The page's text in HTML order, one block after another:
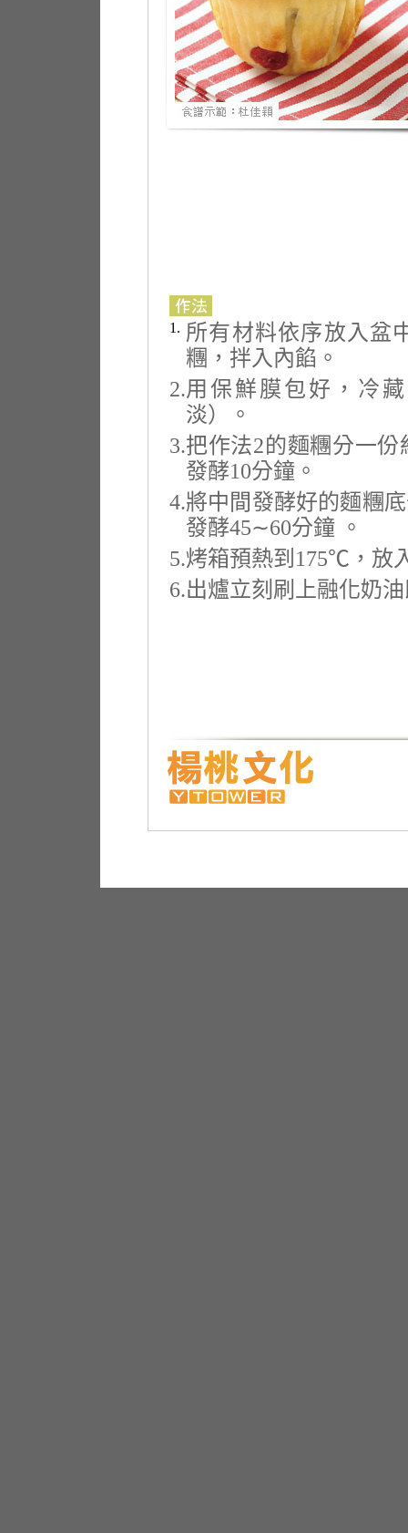
1. 所有材料依序放入盆
糰，拌入內餡。
2.用保鮮膜包好，冷
淡）。
3.把作法2的麵糰分一
發酵10分鐘。
4.將中間發酵好的麵糰
發酵45∼60分鐘 。
5.烤箱預熱到175℃，放
6.出爐立刻刷上融化奶